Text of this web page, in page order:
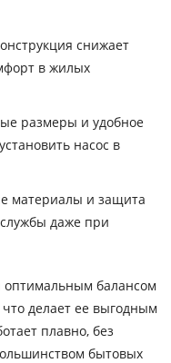
снижает
в жилых
размеры и удобное
насос в
материалы и защита
даже при
оптимальным балансом
делает ее выгодным
плавно, без
бытовых